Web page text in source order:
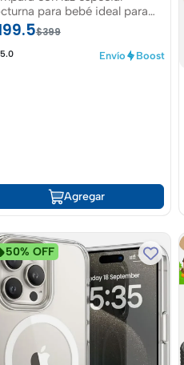
para bebé ideal para
de recamara y salas
$399
5.0 Envío Boost
Agregar
50% OFF